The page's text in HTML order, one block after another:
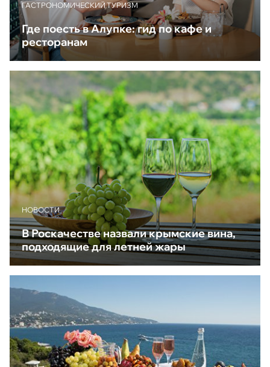
ГАСТРОНОМИЧЕСКИЙ ТУРИЗМ
Где поесть в Алупке: гид по кафе и
ресторанам
НОВОСТИ
В Роскачестве назвали крымские вина,
подходящие для летней жары